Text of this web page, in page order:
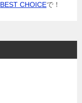
BEST CHOICEで！